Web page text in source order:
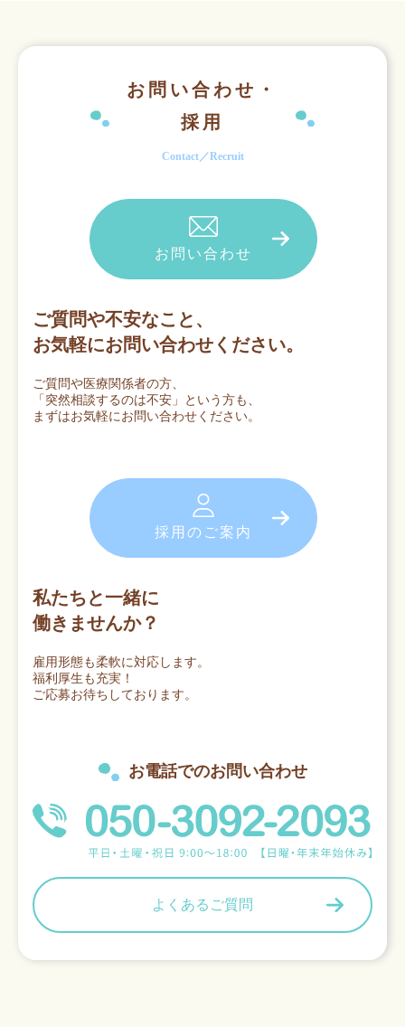
お問い合わせ・
採用
Contact／Recruit
お問い合わせ
ご質問や不安なこと、
お気軽にお問い合わせください。
ご質問や医療関係者の方、
「突然相談するのは不安」という方も、
まずはお気軽にお問い合わせください。
採用のご案内
私たちと一緒に
働きませんか？
雇用形態も柔軟に対応します。
福利厚生も充実！
ご応募お待ちしております。
お電話でのお問い合わせ
よくあるご質問